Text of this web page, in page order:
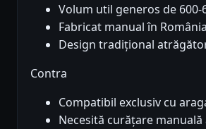
Volum util generos de 600-
Fabricat manual în România
Design tradițional
Contra
Compatibil exclusiv cu
Necesită curățare manuală